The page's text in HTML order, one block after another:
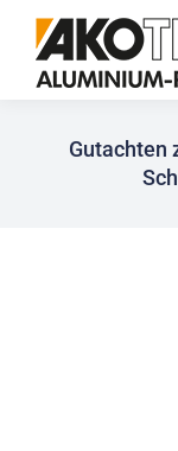
Gutachten